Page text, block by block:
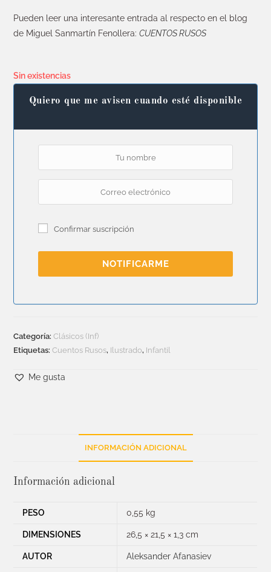
Pueden leer una interesante entrada al respecto en el blog
de Miguel Sanmartín Fenollera:CUENTOS RUSOS
Sin existencias
Quiero que me avisen cuando esté disponible
Confirmar suscripción
NOTIFICARME
Categoría:Clásicos (Inf)
Etiquetas:Cuentos Rusos, Ilustrado, Infantil
Me gusta
INFORMACIÓN ADICIONAL
Información adicional
PESO 0,55 kg
DIMENSIONES 26,5 × 21,5 × 1,3 cm
AUTOR Aleksander Afanasiev